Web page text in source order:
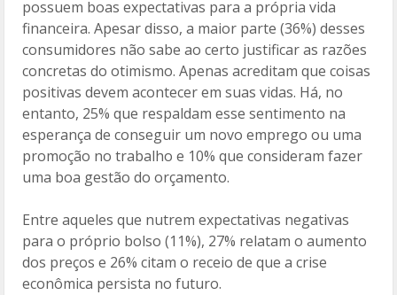
possuem boas expectativas para a própria vida
financeira. Apesar disso, a maior parte (36%) desses
consumidores não sabe ao certo justificar as razões
concretas do otimismo. Apenas acreditam que coisas
positivas devem acontecer em suas vidas. Há, no
entanto, 25% que respaldam esse sentimento na
esperança de conseguir um novo emprego ou uma
promoção no trabalho e 10% que consideram fazer
uma boa gestão do orçamento.
Entre aqueles que nutrem expectativas negativas
para o próprio bolso (11%), 27% relatam o aumento
dos preços e 26% citam o receio de que a crise
econômica persista no futuro.